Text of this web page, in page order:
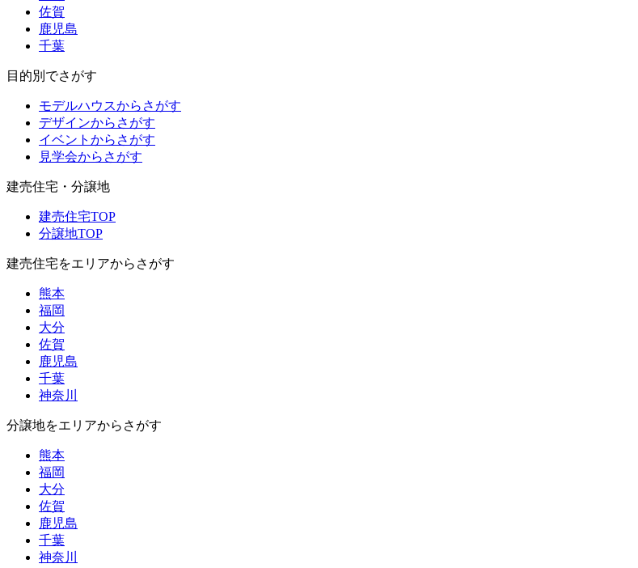
佐賀
鹿児島
千葉
目的別でさがす
モデルハウスからさがす
デザインからさがす
イベントからさがす
見学会からさがす
建売住宅・分譲地
建売住宅TOP
分譲地TOP
建売住宅をエリアからさがす
熊本
福岡
大分
佐賀
鹿児島
千葉
神奈川
分譲地をエリアからさがす
熊本
福岡
大分
佐賀
鹿児島
千葉
神奈川